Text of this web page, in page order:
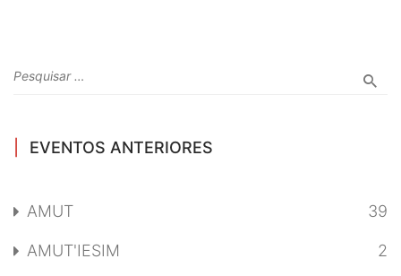
EVENTOS ANTERIORES
AMUT 39
AMUT'IESIM 2